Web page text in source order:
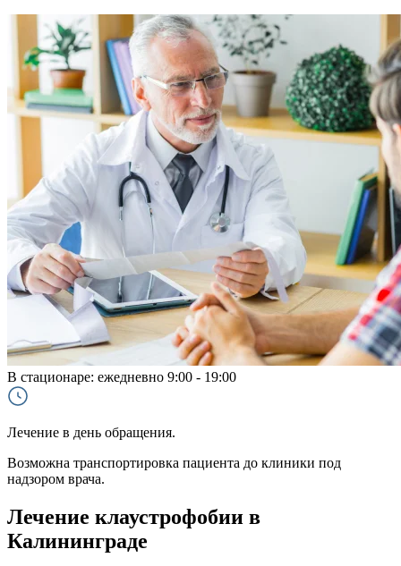
В стационаре: ежедневно 9:00 - 19:00
Лечение в день обращения.
Возможна транспортировка пациента до клиники под
надзором врача.
Лечение клаустрофобии в
Калининграде